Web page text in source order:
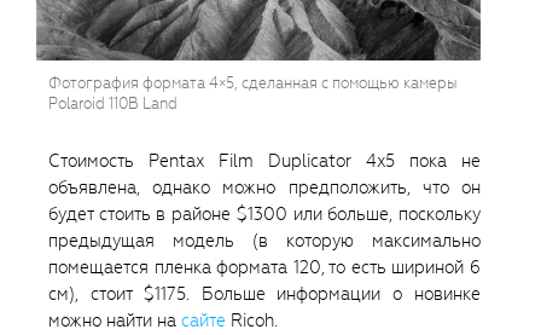
Фотография формата 4×5, сделанная с помощью камеры
Polaroid 110B Land
Стоимость Pentax Film Duplicator 4x5 пока не
объявлена, однако можно предположить, что он
будет стоить в районе $1300 или больше, поскольку
предыдущая модель (в которую максимально
помещается пленка формата 120, то есть шириной 6
см), стоит $1175. Больше информации о новинке
можно найти на сайте Ricoh.